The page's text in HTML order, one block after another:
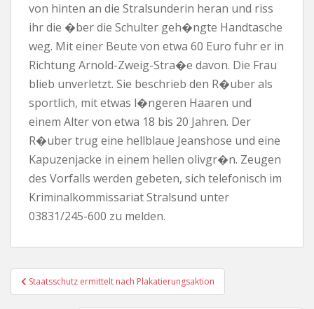
von hinten an die Stralsunderin heran und riss
ihr die �ber die Schulter geh�ngte Handtasche
weg. Mit einer Beute von etwa 60 Euro fuhr er in
Richtung Arnold-Zweig-Stra�e davon. Die Frau
blieb unverletzt. Sie beschrieb den R�uber als
sportlich, mit etwas l�ngeren Haaren und
einem Alter von etwa 18 bis 20 Jahren. Der
R�uber trug eine hellblaue Jeanshose und eine
Kapuzenjacke in einem hellen olivgr�n. Zeugen
des Vorfalls werden gebeten, sich telefonisch im
Kriminalkommissariat Stralsund unter
03831/245-600 zu melden.
Beitragsnavigation
Staatsschutz ermittelt nach Plakatierungsaktion